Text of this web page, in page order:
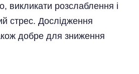
викликати розслаблення і
стрес. Дослідження
добре для зниження